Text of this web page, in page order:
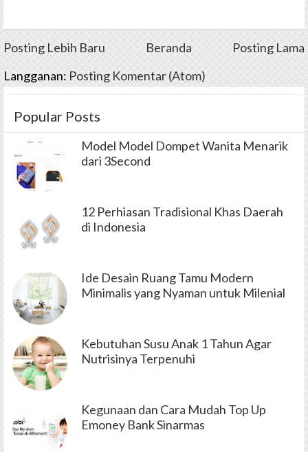
Posting Lebih Baru Beranda
Posting Lama
Langganan: Posting Komentar (Atom)
Popular Posts
Model Model Dompet Wanita Menarik
dari 3Second
12 Perhiasan Tradisional Khas Daerah
di Indonesia
Ide Desain Ruang Tamu Modern
Minimalis yang Nyaman untuk Milenial
Kebutuhan Susu Anak 1 Tahun Agar
Nutrisinya Terpenuhi
Kegunaan dan Cara Mudah Top Up
Emoney Bank Sinarmas